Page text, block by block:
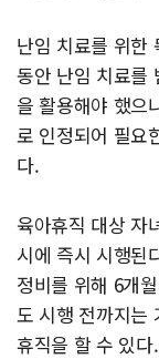
난임 치료를 위한
동안 난임 치료를
을 활용해야 했으
로 인정되어 필요
다.
육아휴직 대상 자
시에 즉시 시행된
정비를 위해 6개
도 시행 전까지는
휴직을 할 수 있다.